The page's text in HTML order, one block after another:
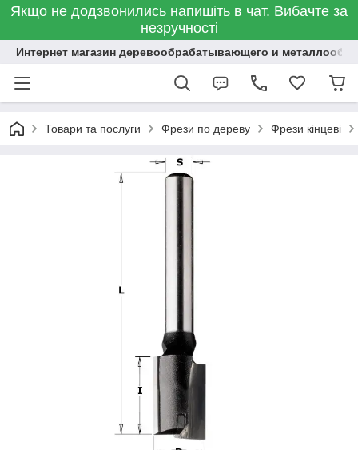
Якщо не додзвонились напишіть в чат. Вибачте за
незручності
Интернет магазин деревообрабатывающего и
Товари та послуги Фрези по дереву Фрези кінцеві